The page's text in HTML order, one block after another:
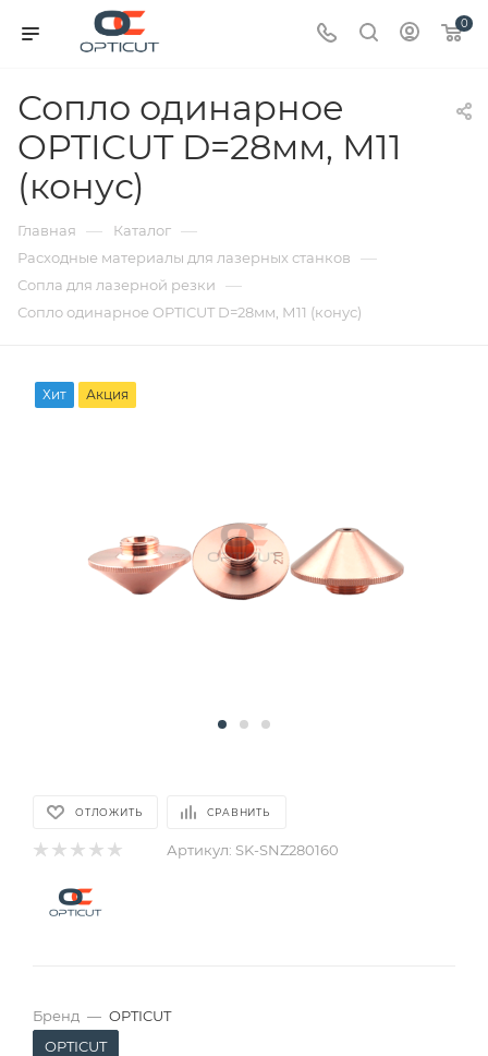
0
Сопло одинарное
OPTICUT D=28мм, М11
(конус)
Главная — Каталог —
Расходные материалы для лазерных станков —
Сопла для лазерной резки —
Сопло одинарное OPTICUT D=28мм, М11 (конус)
Хит Акция
ОТЛОЖИТЬ СРАВНИТЬ
Артикул: SK-SNZ280160
Бренд — OPTICUT
OPTICUT